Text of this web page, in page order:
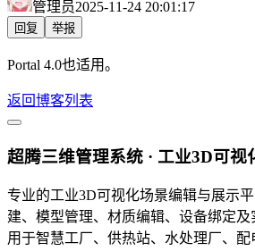
管理员2025-11-24 20:01:17
回复 举报
Portal 4.0也适用。
返回博客列表
超腾三维管理系统 · 工业3D可视
专业的工业3D可视化场景编辑与展示
建、模型管理、材质编辑、设备绑定
用于智慧工厂、供热站、水处理厂、